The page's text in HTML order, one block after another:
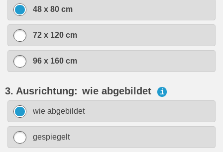
48 x 80 cm
72 x 120 cm
96 x 160 cm
3. Ausrichtung: wie abgebildet i
wie abgebildet
gespiegelt